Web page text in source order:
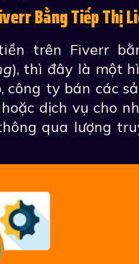
Bằng Tiếp Thị
trên Fiverr
), thì đây là một
công ty bán các
dịch vụ cho
qua lượng